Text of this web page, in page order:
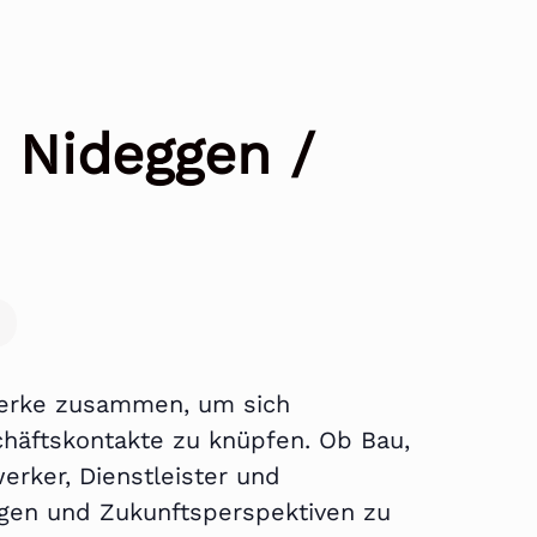
Nideggen /
zusammen, um sich
zu knüpfen. Ob Bau,
Dienstleister und
und Zukunftsperspektiven zu